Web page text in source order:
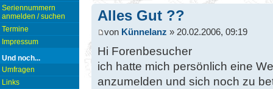
Seriennummern
anmelden / suchen
Termine
Impressum
Und noch...
Umfragen
Links
Alles Gut ??
von Künnelanz » 20.02.2006, 09:19
Hi Forenbesucher
ich hatte mich persönlich eine
anzumelden und sich noch zu